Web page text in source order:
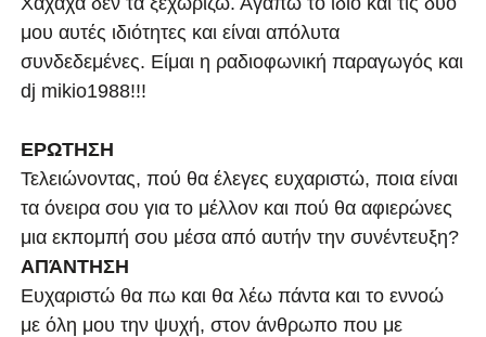
μου αυτές ιδιότητες και είναι απόλυτα
συνδεδεμένες. Είμαι η ραδιοφωνική παραγωγός και
dj mikio1988!!!
ΕΡΩΤΗΣΗ
Τελειώνοντας, πού θα έλεγες ευχαριστώ, ποια είναι
τα όνειρα σου για το μέλλον και πού θα αφιερώνες
μια εκπομπή σου μέσα από αυτήν την συνέντευξη?
ΑΠΆΝΤΗΣΗ
Ευχαριστώ θα πω και θα λέω πάντα και το εννοώ
με όλη μου την ψυχή, στον άνθρωπο που με